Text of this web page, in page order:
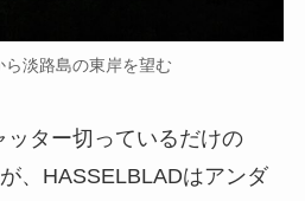
ら淡路島の東岸を望む
ター切っているだけの
、HASSELBLADはアンダ